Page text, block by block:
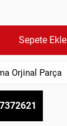
Sepete Ekle
Orjinal Parça